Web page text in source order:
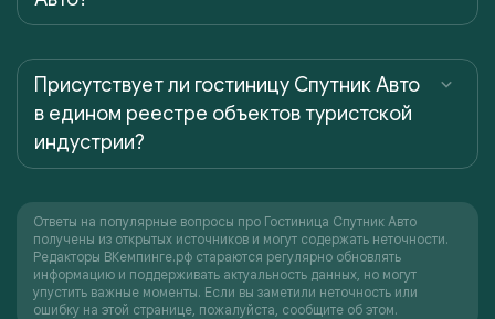
Присутствует ли гостиницу Спутник Авто
в едином реестре объектов туристской
индустрии?
Ответы на популярные вопросы про Гостиница Спутник Авто
получены из открытых источников и могут содержать неточности.
Редакторы ВКемпинге.рф стараются регулярно обновлять
информацию и поддерживать актуальность данных, но могут
упустить важные моменты. Если вы заметили неточность или
ошибку на этой странице, пожалуйста, сообщите об этом.